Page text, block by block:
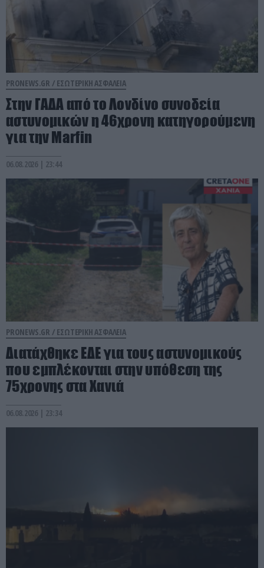
PRONEWS.GR / ΕΣΩΤΕΡΙΚΗ ΑΣΦΑΛΕΙΑ
Στην ΓΑΔΑ από το Λονδίνο συνοδεία
αστυνομικών η 46χρονη κατηγορούμενη
για την Marfin
06.08.2026 | 23:44
PRONEWS.GR / ΕΣΩΤΕΡΙΚΗ ΑΣΦΑΛΕΙΑ
Διατάχθηκε ΕΔΕ για τους αστυνομικούς
που εμπλέκονται στην υπόθεση της
75χρονης στα Χανιά
06.08.2026 | 23:34